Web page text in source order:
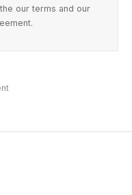
our terms and our